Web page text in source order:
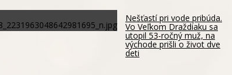
Nešťastí pri vode pribúda.
Vo Veľkom Draždiaku sa
utopil 53-ročný muž, na
východe prišli o život dve
deti